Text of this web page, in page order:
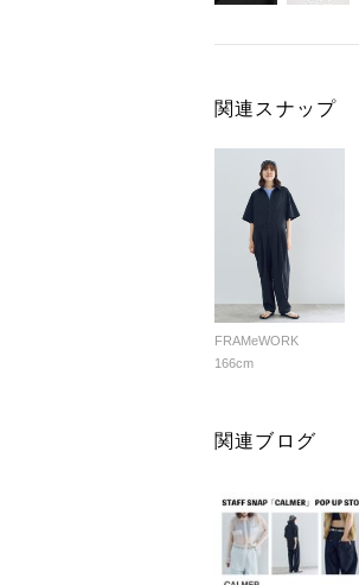
関連スナップ
FRAMeWORK
166cm
関連ブログ